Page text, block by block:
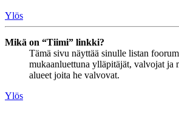
Ylös
Mikä on “Tiimi” linkki?
Tämä sivu näyttää sinulle listan
mukaanluettuna ylläpitäjät, valvojat ja
alueet joita he valvovat.
Ylös